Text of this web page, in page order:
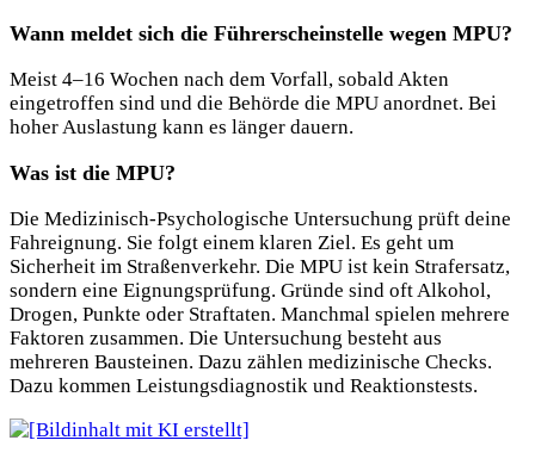
Wann meldet sich die Führerscheinstelle wegen MPU?
Meist 4–16 Wochen nach dem Vorfall, sobald Akten
eingetroffen sind und die Behörde die MPU anordnet. Bei
hoher Auslastung kann es länger dauern.
Was ist die MPU?
Die Medizinisch-Psychologische Untersuchung prüft deine
Fahreignung. Sie folgt einem klaren Ziel. Es geht um
Sicherheit im Straßenverkehr. Die MPU ist kein Strafersatz,
sondern eine Eignungsprüfung. Gründe sind oft Alkohol,
Drogen, Punkte oder Straftaten. Manchmal spielen mehrere
Faktoren zusammen. Die Untersuchung besteht aus
mehreren Bausteinen. Dazu zählen medizinische Checks.
Dazu kommen Leistungsdiagnostik und Reaktionstests.